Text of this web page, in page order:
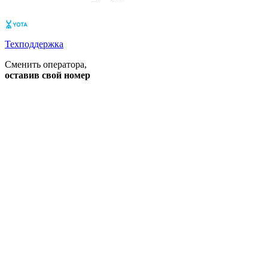
Техподдержка
Сменить оператора,
оставив свой номер